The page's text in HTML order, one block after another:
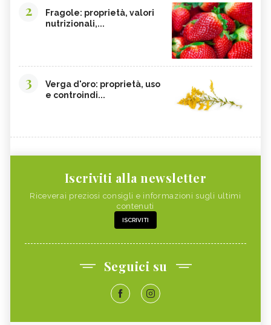
2
Fragole: proprietà, valori
nutrizionali,...
3
Verga d'oro: proprietà, uso
e controindi...
Iscriviti alla newsletter
Riceverai preziosi consigli e informazioni sugli ultimi
contenuti
ISCRIVITI
Seguici su